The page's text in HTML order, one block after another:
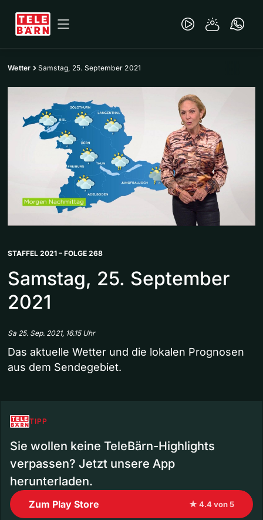
Wetter Samstag, 25. September 2021
STAFFEL 2021 – FOLGE 268
Samstag, 25. September
2021
Sa 25. Sep. 2021, 16.15 Uhr
Das aktuelle Wetter und die lokalen Prognosen
aus dem Sendegebiet.
TIPP
Sie wollen keine TeleBärn-Highlights
verpassen? Jetzt unsere App
herunterladen.
Zum Play Store ★ 4.4 von 5